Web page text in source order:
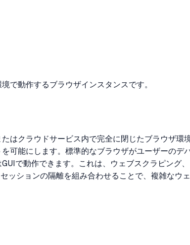
で動作するブラウザインスタンスです。
はクラウドサービス内で完全に閉じたブラウザ環
可能にします。標準的なブラウザがユーザーのデ
で動作できます。これは、ウェブスクラピング
ションの隔離を組み合わせることで、複雑なウ